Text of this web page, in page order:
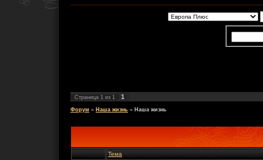
Страница 1 из 1 1
Форум » Наша жизнь » Наша жизнь
Тема